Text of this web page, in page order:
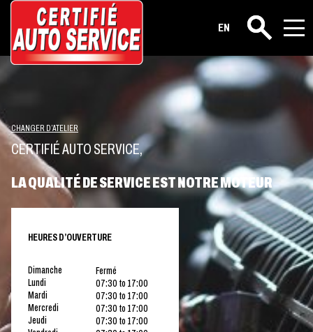
EN Rechercher
CHANGER D’ATELIER
CERTIFIÉ AUTO SERVICE,
LA QUALITÉ DE SERVICE EST NOTRE MOTEUR
HEURES D’OUVERTURE
Dimanche
Fermé
Lundi
07:30 to 17:00
Mardi
07:30 to 17:00
Mercredi
07:30 to 17:00
Jeudi
07:30 to 17:00